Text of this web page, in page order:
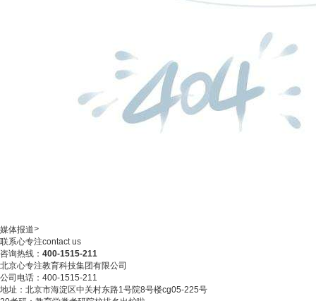
媒体报道>
联系心专注contact us
咨询热线： 400-1515-211
北京心专注教育科技集团有限公司
公司电话：400-1515-211
地址：北京市海淀区中关村东路1号院8号楼cg05-225号